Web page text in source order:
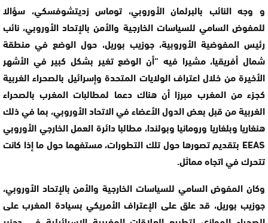
و وجه النائب بالبرلمان الأوروبي، توماس زديتشوفسكي، سؤالا
للمفوض السامي للسياسات الخارجية والأمن بالإتحاد الأوروبي، نائب
رئيس المفوضية الأوروبية، جوزيب بوريل، حول الوضع في منطقة
شمال أفريقيا، مشيرا فيه “أن الوضع تغير بشكل كبير في الأشهر
الأخيرة من خلال اعتراف الولايات المتحدة وإسرائيل بالصحراء الغربية
كجزء من المغرب مبرزا أن هناك دعما لمطالبات المغرب بالصحراء
الغربية من قبل بعض الدول الأعضاء في الاتحاد الأوروبي، بما في ذلك
هنغاريا وبلغاريا ورومانيا وبولندا، مطالبا دائرة العمل الخارجي الأوروبي
EEAS بتقديم تصورها حول تلك التطورات، مستفهما حول ما إذا كانت
تتحرك في اتجاه مماثل.
وكان المفوض السامي للسياسات الخارجية والأمن بالإتحاد الأوروبي،
جوزيب بوريل، قد علق على الإعتراف الأمريكي بسيادة المغرب على